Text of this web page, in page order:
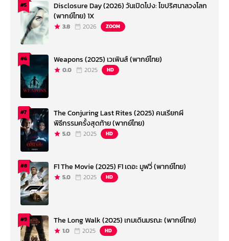
#5
Disclosure Day (2026) วันเปิดโปง: ไขปริศนาลวงโลก
(พากย์ไทย) 1X
3.8 2026 ZOOM
#6 Weapons (2025) เวเพินส์ (พากย์ไทย)
0.0 2025 HD
#7
The Conjuring Last Rites (2025) คนเรียกผี
พิธีกรรมครั้งสุดท้าย (พากย์ไทย)
5.0 2025 HD
#8 F1 The Movie (2025) F1 เดอะ มูฟวี่ (พากย์ไทย)
5.0 2025 HD
#9 The Long Walk (2025) เกมเดินมรณะ (พากย์ไทย)
1.0 2025 HD